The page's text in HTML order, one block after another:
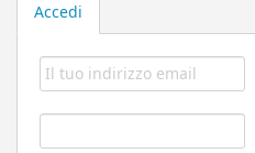
Accedi